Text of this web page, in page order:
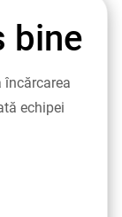
bine
încărcarea
echipei